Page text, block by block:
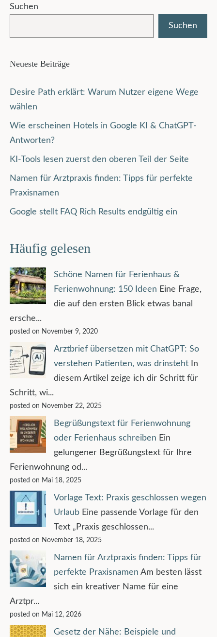
Suchen
Suchen
Neueste Beiträge
Desire Path erklärt: Warum Nutzer eigene Wege
wählen
Wie erscheinen Hotels in Google KI & ChatGPT-
Antworten?
KI-Tools lesen zuerst den oberen Teil der Seite
Namen für Arztpraxis finden: Tipps für perfekte
Praxisnamen
Google stellt FAQ Rich Results endgültig ein
Häufig gelesen
Schöne Namen für Ferienhaus &
Ferienwohnung: 150 Ideen Eine Frage,
die auf den ersten Blick etwas banal
ersche...
posted on November 9, 2020
Arztbrief übersetzen mit ChatGPT: So
verstehen Patienten, was drinsteht
In
diesem Artikel zeige ich dir Schritt für
Schritt, wi...
posted on November 22, 2025
Begrüßungstext für Ferienwohnung
oder Ferienhaus schreiben Ein
gelungener Begrüßungstext für Ihre
Ferienwohnung od...
posted on Mai 18, 2025
Vorlage Text: Praxis geschlossen wegen
Urlaub Eine passende Vorlage für den
Text „Praxis geschlossen...
posted on November 18, 2025
Namen für Arztpraxis finden: Tipps für
perfekte Praxisnamen Am besten lässt
sich ein kreativer Name für eine
Arztpr...
posted on Mai 12, 2026
Gesetz der Nähe: Beispiele und